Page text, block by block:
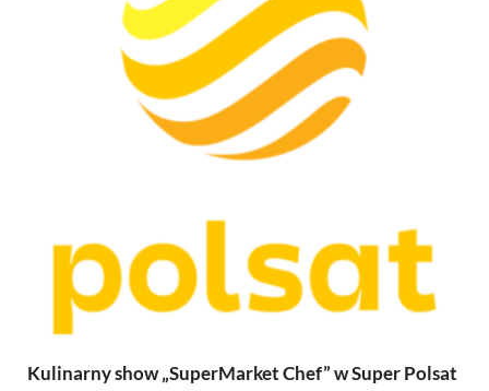
Kulinarny show „SuperMarket Chef” w Super Polsat